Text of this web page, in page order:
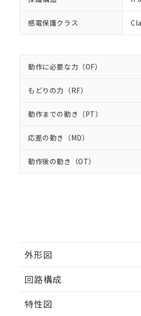
感電保護クラス
動作に必要な力（OF）
もどりの力（RF）
動作までの動き（PT）
応差の動き（MD）
動作後の動き（OT）
外形図
回路構成
特性図